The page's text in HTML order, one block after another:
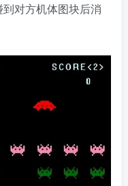
对方机体图块后消